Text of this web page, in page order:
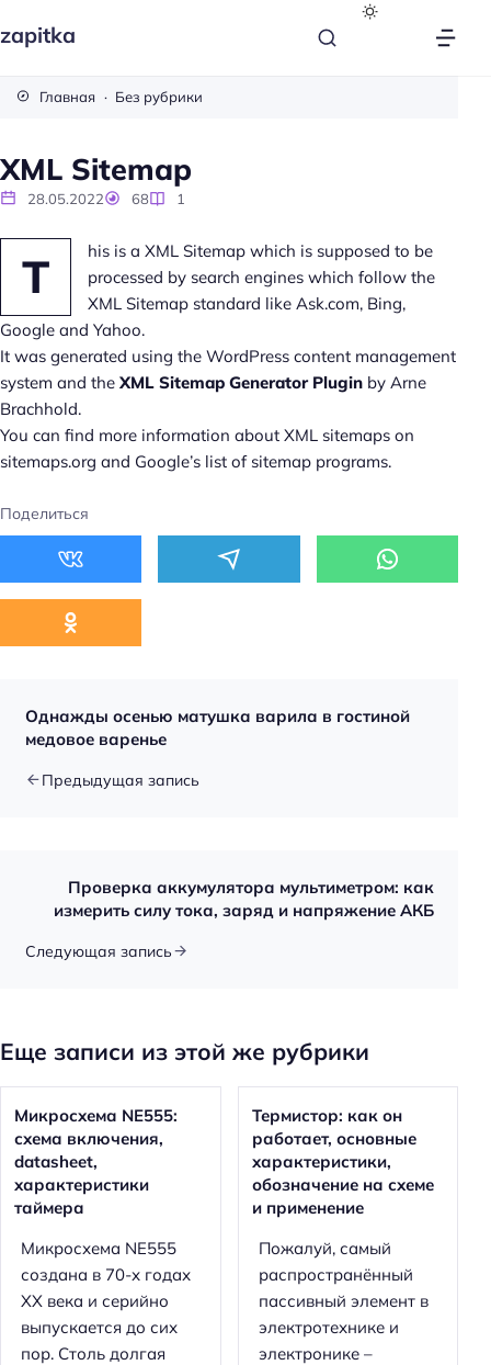
zapitka
Главная Без рубрики
XML Sitemap
28.05.2022 68 1
T
his is a XML Sitemap which is supposed to be
processed by search engines which follow the
XML Sitemap standard like Ask.com, Bing,
Google and Yahoo.
It was generated using the WordPress content management
system and the XML Sitemap Generator Plugin by Arne
Brachhold.
You can find more information about XML sitemaps on
sitemaps.org and Google’s list of sitemap programs.
Поделиться
Однажды осенью матушка варила в гостиной
медовое варенье
Предыдущая запись
Проверка аккумулятора мультиметром: как
измерить силу тока, заряд и напряжение АКБ
Следующая запись
Еще записи из этой же рубрики
Микросхема NE555:
схема включения,
datasheet,
характеристики
таймера
Микросхема NE555
создана в 70-х годах
XX века и серийно
выпускается до сих
пор. Столь долгая
Термистор: как он
работает, основные
характеристики,
обозначение на схеме
и применение
Пожалуй, самый
распространённый
пассивный элемент в
электротехнике и
электронике –
Н
а